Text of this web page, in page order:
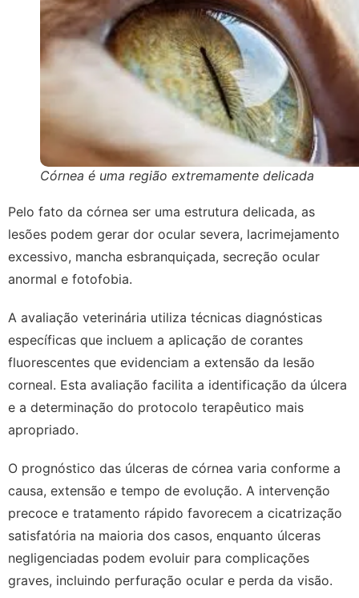
Córnea é uma região extremamente delicada
Pelo fato da córnea ser uma estrutura delicada, as
lesões podem gerar dor ocular severa, lacrimejamento
excessivo, mancha esbranquiçada, secreção ocular
anormal e fotofobia.
A avaliação veterinária utiliza técnicas diagnósticas
específicas que incluem a aplicação de corantes
fluorescentes que evidenciam a extensão da lesão
corneal. Esta avaliação facilita a identificação da úlcera
e a determinação do protocolo terapêutico mais
apropriado.
O prognóstico das úlceras de córnea varia conforme a
causa, extensão e tempo de evolução. A intervenção
precoce e tratamento rápido favorecem a cicatrização
satisfatória na maioria dos casos, enquanto úlceras
negligenciadas podem evoluir para complicações
graves, incluindo perfuração ocular e perda da visão.